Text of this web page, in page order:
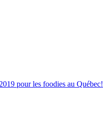
pour les foodies au Québec!